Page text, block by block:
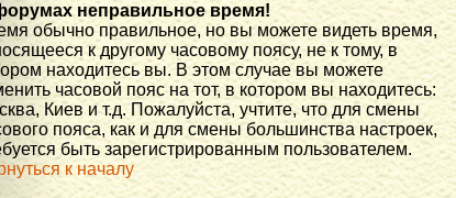
неправильное время!
обычно правильное, но вы можете видеть время,
к другому часовому поясу, не к тому, в
находитесь вы. В этом случае вы можете
часовой пояс на тот, в котором вы находитесь:
Киев и т.д. Пожалуйста, учтите, что для смены
пояса, как и для смены большинства настроек,
быть зарегистрированным пользователем.
к началу